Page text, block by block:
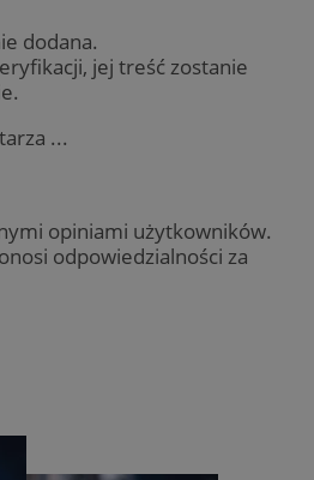
dodana.
jej treść zostanie
...
opiniami użytkowników.
odpowiedzialności za